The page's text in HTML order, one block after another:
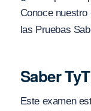
Conoce nuestro
las Pruebas
Saber TyT
Este examen